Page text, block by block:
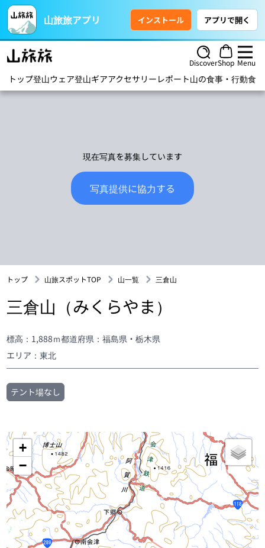
山旅旅アプリ インストール アプリで開く
DiscoverShop Menu
トップ登山ウェア登山ギアアクセサリー レポート山の食事・行動食
現在写真を募集しています
写真提供に協力する
トップ 山旅スポットTOP 山一覧 三倉山
三倉山（みくらやま）
標高：1,888ｍ都道府県：福島県・栃木県
エリア：東北
テント場なし
+
−